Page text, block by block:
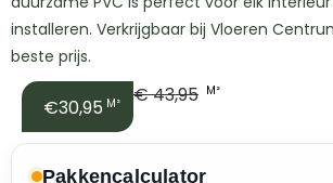
installeren. Verkrijgbaar bij Vloeren
beste prijs.
€30,95 M² €43,95 M²
Pakkencalculator